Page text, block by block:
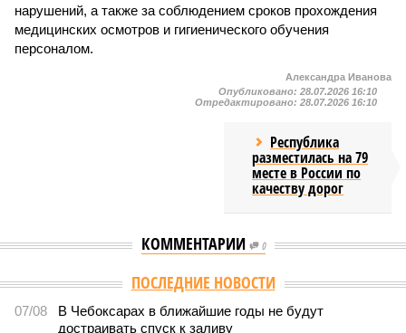
нарушений, а также за соблюдением сроков прохождения
медицинских осмотров и гигиенического обучения
персоналом.
Александра Иванова
Опубликовано: 28.07.2026 16:10
Отредактировано: 28.07.2026 16:10
Республика
разместилась на 79
месте в России по
качеству дорог
КОММЕНТАРИИ 0
Версия //Общество //
В регионе учреждены удостоверения мастеров